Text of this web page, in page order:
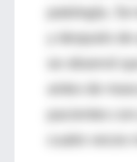
patología.
cuatro veces